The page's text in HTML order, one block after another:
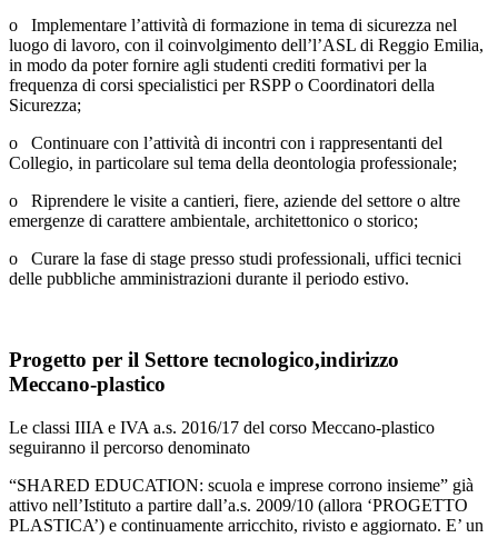
o Implementare l’attività di formazione in tema di sicurezza nel
luogo di lavoro, con il coinvolgimento dell’l’ASL di Reggio Emilia,
in modo da poter fornire agli studenti crediti formativi per la
frequenza di corsi specialistici per RSPP o Coordinatori della
Sicurezza;
o Continuare con l’attività di incontri con i rappresentanti del
Collegio, in particolare sul tema della deontologia professionale;
o Riprendere le visite a cantieri, fiere, aziende del settore o altre
emergenze di carattere ambientale, architettonico o storico;
o Curare la fase di stage presso studi professionali, uffici tecnici
delle pubbliche amministrazioni durante il periodo estivo.
Progetto per il Settore tecnologico,indirizzo
Meccano-plastico
Le classi IIIA e IVA a.s. 2016/17 del corso Meccano-plastico
seguiranno il percorso denominato
“SHARED EDUCATION: scuola e imprese corrono insieme” già
attivo nell’Istituto a partire dall’a.s. 2009/10 (allora ‘PROGETTO
PLASTICA’) e continuamente arricchito, rivisto e aggiornato. E’ un